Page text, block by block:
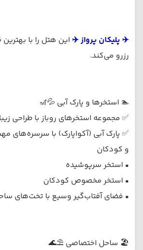
✈️ پلیکان پرواز ✈️ این هتل را با
رزرو می‌کند.
🏊 استخرها و پارک آبی 💦🎢
✅ مجموعه استخرهای روباز با طراحی زیبا
✅ پارک آبی (آکواپارک) با سرسره‌های
و کودکان
• استخر سرپوشیده
• استخر مخصوص کودکان
• فضای آفتاب‌گیر وسیع با تخت‌های
🏖️ ساحل اختصاصی ⛱️🌊